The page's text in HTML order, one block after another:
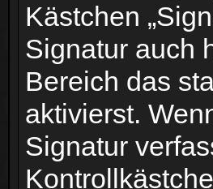
Kästchen
Signatur auch
Bereich das
aktivierst.
Signatur